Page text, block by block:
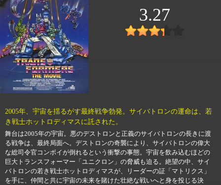
3.27
2005年、宇宙を揺るがす最終戦争勃発。サイバトロンの運命は、若
き戦士ホットロディマスに託された。
舞台は2005年の宇宙。悪のデストロンと正義のサイバトロンの長きに渡
る戦争は、最終局面へ。デストロンの奇襲により、サイバトロンの偉大
な総司令官コンボイが倒れるという衝撃の事態。宇宙を飲み込むほどの
巨大トランスフォーマー「ユニクロン」の脅威も迫る。絶望の中、サイ
バトロンの若き戦士ホットロディマスが、リーダーの証「マトリクス」
を手に、仲間と共に宇宙の未来を賭けた壮絶な戦いへと身を投じる決